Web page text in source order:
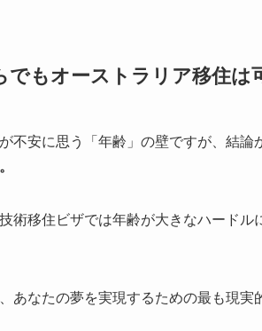
でもオーストラリア移住は
不安に思う「年齢」の壁ですが、結論
術移住ビザでは年齢が大きなハード
あなたの夢を実現するための最も現実